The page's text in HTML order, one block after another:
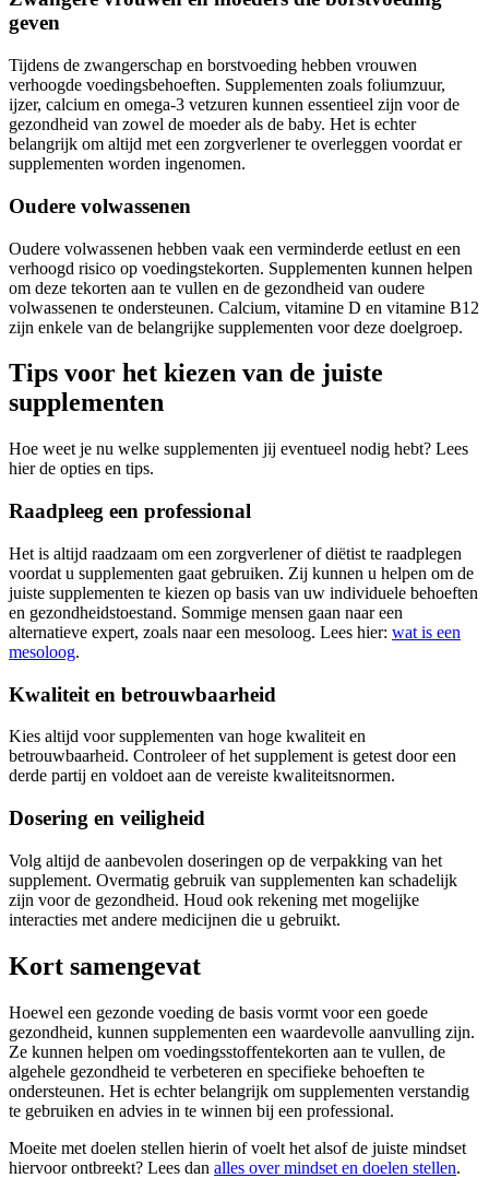
geven
Tijdens de zwangerschap en borstvoeding hebben vrouwen
verhoogde voedingsbehoeften. Supplementen zoals foliumzuur,
ijzer, calcium en omega-3 vetzuren kunnen essentieel zijn voor de
gezondheid van zowel de moeder als de baby. Het is echter
belangrijk om altijd met een zorgverlener te overleggen voordat er
supplementen worden ingenomen.
Oudere volwassenen
Oudere volwassenen hebben vaak een verminderde eetlust en een
verhoogd risico op voedingstekorten. Supplementen kunnen helpen
om deze tekorten aan te vullen en de gezondheid van oudere
volwassenen te ondersteunen. Calcium, vitamine D en vitamine B12
zijn enkele van de belangrijke supplementen voor deze doelgroep.
Tips voor het kiezen van de juiste
supplementen
Hoe weet je nu welke supplementen jij eventueel nodig hebt? Lees
hier de opties en tips.
Raadpleeg een professional
Het is altijd raadzaam om een zorgverlener of diëtist te raadplegen
voordat u supplementen gaat gebruiken. Zij kunnen u helpen om de
juiste supplementen te kiezen op basis van uw individuele behoeften
en gezondheidstoestand. Sommige mensen gaan naar een
alternatieve expert, zoals naar een mesoloog. Lees hier: wat is een
mesoloog.
Kwaliteit en betrouwbaarheid
Kies altijd voor supplementen van hoge kwaliteit en
betrouwbaarheid. Controleer of het supplement is getest door een
derde partij en voldoet aan de vereiste kwaliteitsnormen.
Dosering en veiligheid
Volg altijd de aanbevolen doseringen op de verpakking van het
supplement. Overmatig gebruik van supplementen kan schadelijk
zijn voor de gezondheid. Houd ook rekening met mogelijke
interacties met andere medicijnen die u gebruikt.
Kort samengevat
Hoewel een gezonde voeding de basis vormt voor een goede
gezondheid, kunnen supplementen een waardevolle aanvulling zijn.
Ze kunnen helpen om voedingsstoffentekorten aan te vullen, de
algehele gezondheid te verbeteren en specifieke behoeften te
ondersteunen. Het is echter belangrijk om supplementen verstandig
te gebruiken en advies in te winnen bij een professional.
Moeite met doelen stellen hierin of voelt het alsof de juiste mindset
hiervoor ontbreekt? Lees dan alles over mindset en doelen stellen.